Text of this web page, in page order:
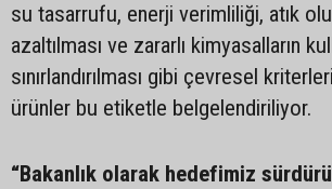
su tasarrufu, enerji verimliliği, atık
azaltılması ve zararlı kimyasalların
sınırlandırılması gibi çevresel
ürünler bu etiketle belgelendiriliyor.
“Bakanlık olarak hedefimiz